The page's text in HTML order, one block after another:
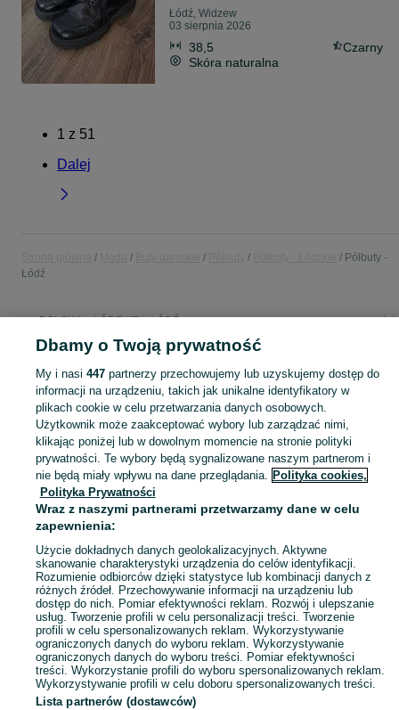
Łódź, Widzew
03 sierpnia 2026
38,5
Czarny
Skóra naturalna
1 z 51
Dalej
Półbuty -
Łódź
POLSKA » ŁÓDZKIE » ŁÓDŹ
KATEGORIA
Szeroki wybór półbutów damskich Łódź ▶️ skórzane, zamszowe, klasyczne i casualowe ✅ Nowe i używane w dobrych cenach ✌ Sprawdź oferty na OLX.pl!
Mapa kategorii
Mapa miejscowości
Mapa ministron
Popularne wyszukiwania
Dbamy o Twoją prywatność
My i nasi 447partnerzy przechowujemy lub uzyskujemy dostęp do
informacji na urządzeniu, takich jak unikalne identyfikatory w
plikach cookie w celu przetwarzania danych osobowych.
Użytkownik może zaakceptować wybory lub zarządzać nimi,
klikając poniżej lub w dowolnym momencie na stronie polityki
prywatności. Te wybory będą sygnalizowane naszym partnerom i
nie będą miały wpływu na dane przeglądania. Polityka cookies,
Polityka Prywatności
Wraz z naszymi partnerami przetwarzamy dane w celu
zapewnienia:
Użycie dokładnych danych geolokalizacyjnych. Aktywne
skanowanie charakterystyki urządzenia do celów identyfikacji.
Rozumienie odbiorców dzięki statystyce lub kombinacji danych z
różnych źródeł. Przechowywanie informacji na urządzeniu lub
dostęp do nich. Pomiar efektywności reklam. Rozwój i ulepszanie
usług. Tworzenie profili w celu personalizacji treści. Tworzenie
profili w celu spersonalizowanych reklam. Wykorzystywanie
ograniczonych danych do wyboru reklam. Wykorzystywanie
ograniczonych danych do wyboru treści. Pomiar efektywności
treści. Wykorzystanie profili do wyboru spersonalizowanych reklam.
Wykorzystywanie profili w celu doboru spersonalizowanych treści.
Lista partnerów (dostawców)